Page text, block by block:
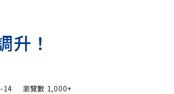
升！
14 瀏覽數 1,000+